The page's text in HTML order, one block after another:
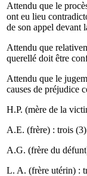
Attendu que le
ont eu lieu
de son appel devant
Attendu que
querellé doit être
Attendu que le
causes de préjudice
H.P. (mère de la
A.E. (frère) : trois
A.G. (frère du
L. A. (frère utérin) :